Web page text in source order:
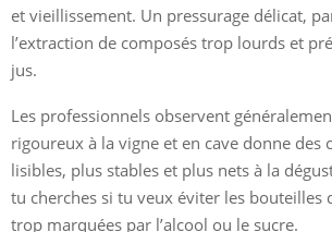
et vieillissement. Un pressurage délicat,
l’extraction de composés trop lourds et
jus.
Les professionnels observent
rigoureux à la vigne et en cave donne des
lisibles, plus stables et plus nets à la
tu cherches si tu veux éviter les bouteilles
trop marquées par l’alcool ou le sucre.